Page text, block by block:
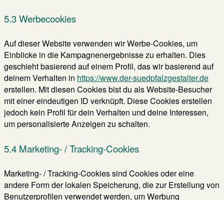
5.3 Werbecookies
Auf dieser Website verwenden wir Werbe-Cookies, um
Einblicke in die Kampagnenergebnisse zu erhalten. Dies
geschieht basierend auf einem Profil, das wir basierend auf
deinem Verhalten in https://www.der-suedpfalzgestalter.de
erstellen. Mit diesen Cookies bist du als Website-Besucher
mit einer eindeutigen ID verknüpft. Diese Cookies erstellen
jedoch kein Profil für dein Verhalten und deine Interessen,
um personalisierte Anzeigen zu schalten.
5.4 Marketing- / Tracking-Cookies
Marketing- / Tracking-Cookies sind Cookies oder eine
andere Form der lokalen Speicherung, die zur Erstellung von
Benutzerprofilen verwendet werden, um Werbung